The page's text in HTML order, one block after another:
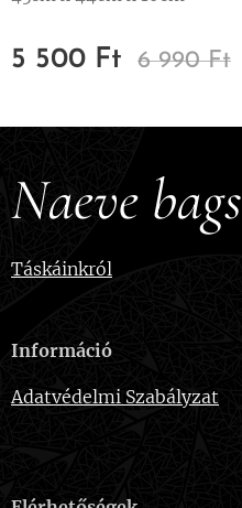
5 500 Ft 6 990Ft
Naeve bags
Táskáinkról
Információ
Adatvédelmi Szabályzat